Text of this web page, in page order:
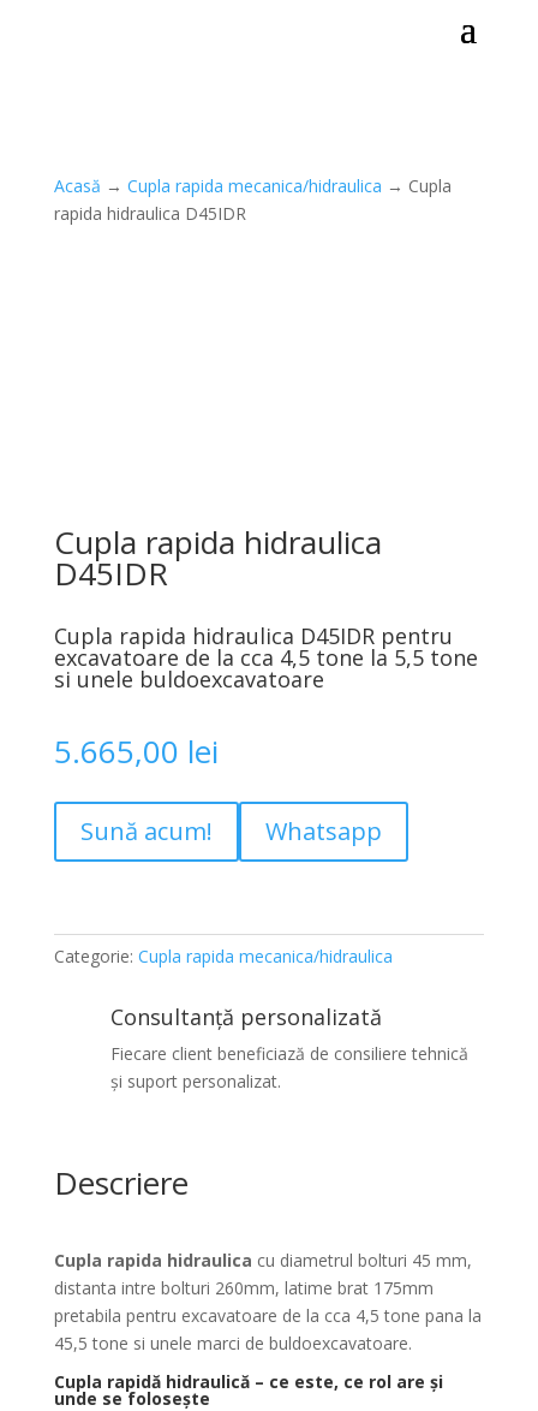
Acasă → Cupla rapida mecanica/hidraulica → Cupla
rapida hidraulica D45IDR
Cupla rapida hidraulica
D45IDR
Cupla rapida hidraulica D45IDR pentru
excavatoare de la cca 4,5 tone la 5,5 tone
si unele buldoexcavatoare
5.665,00 lei
Sună acum! Whatsapp
Categorie: Cupla rapida mecanica/hidraulica
Consultanță personalizată
Fiecare client beneficiază de consiliere tehnică
și suport personalizat.
Descriere
Cupla rapida hidraulica cu diametrul bolturi 45 mm,
distanta intre bolturi 260mm, latime brat 175mm
pretabila pentru excavatoare de la cca 4,5 tone pana la
45,5 tone si unele marci de buldoexcavatoare.
Cupla rapidă hidraulică – ce este, ce rol are și
unde se folosește